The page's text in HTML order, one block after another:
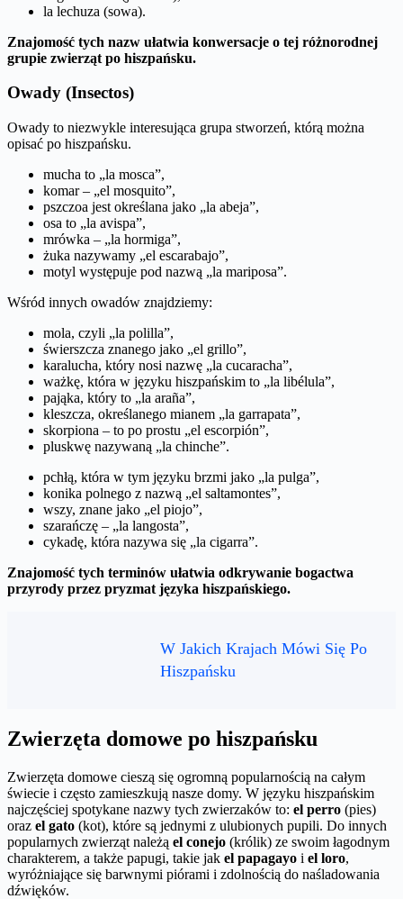
la lechuza (sowa).
Znajomość tych nazw ułatwia konwersacje o tej różnorodnej
grupie zwierząt po hiszpańsku.
Owady (Insectos)
Owady to niezwykle interesująca grupa stworzeń, którą można
opisać po hiszpańsku.
mucha to „la mosca”,
komar – „el mosquito”,
pszczoa jest określana jako „la abeja”,
osa to „la avispa”,
mrówka – „la hormiga”,
żuka nazywamy „el escarabajo”,
motyl występuje pod nazwą „la mariposa”.
Wśród innych owadów znajdziemy:
mola, czyli „la polilla”,
świerszcza znanego jako „el grillo”,
karalucha, który nosi nazwę „la cucaracha”,
ważkę, która w języku hiszpańskim to „la libélula”,
pająka, który to „la araña”,
kleszcza, określanego mianem „la garrapata”,
skorpiona – to po prostu „el escorpión”,
pluskwę nazywaną „la chinche”.
pchłą, która w tym języku brzmi jako „la pulga”,
konika polnego z nazwą „el saltamontes”,
wszy, znane jako „el piojo”,
szarańczę – „la langosta”,
cykadę, która nazywa się „la cigarra”.
Znajomość tych terminów ułatwia odkrywanie bogactwa
przyrody przez pryzmat języka hiszpańskiego.
W Jakich Krajach Mówi Się Po
Hiszpańsku
Zwierzęta domowe po hiszpańsku
Zwierzęta domowe cieszą się ogromną popularnością na całym
świecie i często zamieszkują nasze domy. W języku hiszpańskim
najczęściej spotykane nazwy tych zwierzaków to: el perro (pies)
oraz el gato (kot), które są jednymi z ulubionych pupili. Do innych
popularnych zwierząt należą el conejo (królik) ze swoim łagodnym
charakterem, a także papugi, takie jak el papagayo i el loro,
wyróżniające się barwnymi piórami i zdolnością do naśladowania
dźwięków.